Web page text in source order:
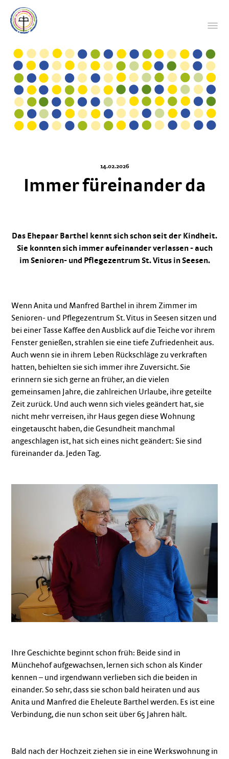
14.02.2026
Immer füreinander da
Das Ehepaar Barthel kennt sich schon seit der Kindheit.
Sie konnten sich immer aufeinander verlassen - auch
im Senioren- und Pflegezentrum St. Vitus in Seesen.
Wenn Anita und Manfred Barthel in ihrem Zimmer im
Senioren- und Pflegezentrum St. Vitus in Seesen sitzen und
bei einer Tasse Kaffee den Ausblick auf die Teiche vor ihrem
Fenster genießen, strahlen sie eine tiefe Zufriedenheit aus.
Auch wenn sie in ihrem Leben Rückschläge zu verkraften
hatten, behielten sie sich immer ihre Zuversicht. Sie
erinnern sie sich gerne an früher, an die vielen
gemeinsamen Jahre, die zahlreichen Urlaube, ihre geteilte
Zeit zurück. Und auch wenn sich vieles geändert hat, sie
nicht mehr verreisen, ihr Haus gegen diese Wohnung
eingetauscht haben, die Gesundheit manchmal
angeschlagen ist, hat sich eines nicht geändert: Sie sind
füreinander da. Jeden Tag.
Ihre Geschichte beginnt schon früh: Beide sind in
Münchehof aufgewachsen, lernen sich schon als Kinder
kennen – und irgendwann verlieben sich die beiden in
einander. So sehr, dass sie schon bald heiraten und aus
Anita und Manfred die Eheleute Barthel werden. Es ist eine
Verbindung, die nun schon seit über 65 Jahren hält.
Bald nach der Hochzeit ziehen sie in eine Werkswohnung in